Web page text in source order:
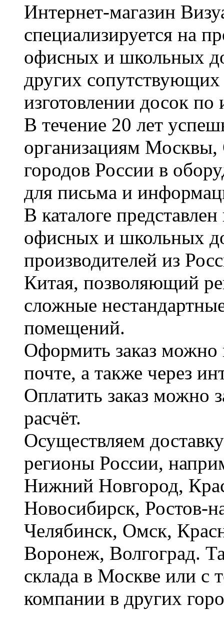
Интернет-магазин
специализируется на
офисных и школьных
других сопутствующих
изготовлении досок по
В течение 20 лет
организациям Москвы,
городов России в
для письма и
В каталоге
офисных и школьных
производителей из
Китая, позволяющий
сложные
помещений.
Оформить заказ можно
почте, а также через
Оплатить заказ можно
расчёт.
Осуществляем
регионы России,
Нижний Новгород,
Новосибирск, Ростов-
Челябинск, Омск,
Воронеж, Волгоград.
склада в Москве или с
компании в других